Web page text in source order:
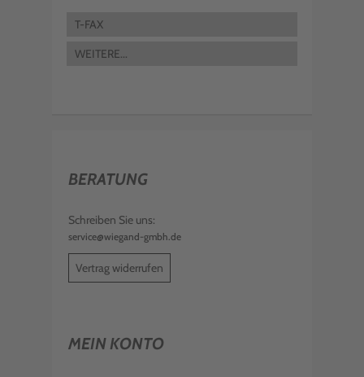
T-FAX
WEITERE...
BERATUNG
Schreiben Sie uns:
service@wiegand-gmbh.de
Vertrag widerrufen
MEIN KONTO